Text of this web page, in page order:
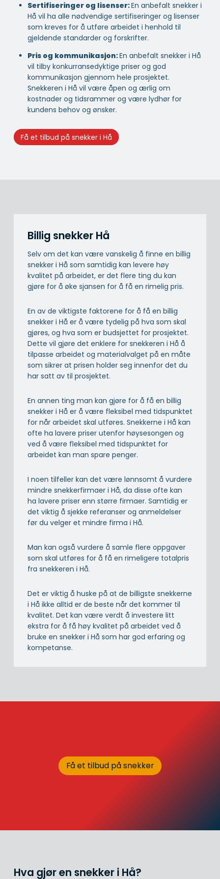
Sertifiseringer og lisenser:En anbefalt snekker i
Hå vil ha alle nødvendige sertifiseringer og lisenser
som kreves for å utføre arbeidet i henhold til
gjeldende standarder og forskrifter.
Pris og kommunikasjon:En anbefalt snekker i Hå
vil tilby konkurransedyktige priser og god
kommunikasjon gjennom hele prosjektet.
Snekkeren i Hå vil være åpen og ærlig om
kostnader og tidsrammer og være lydhør for
kundens behov og ønsker.
Få et tilbud på snekker i Hå
Billig snekker Hå
Selv om det kan være vanskelig å finne en billig
snekker i Hå som samtidig kan levere høy
kvalitet på arbeidet, er det flere ting du kan
gjøre for å øke sjansen for å få en rimelig pris.
En av de viktigste faktorene for å få en billig
snekker i Hå er å være tydelig på hva som skal
gjøres, og hva som er budsjettet for prosjektet.
Dette vil gjøre det enklere for snekkeren i Hå å
tilpasse arbeidet og materialvalget på en måte
som sikrer at prisen holder seg innenfor det du
har satt av til prosjektet.
En annen ting man kan gjøre for å få en billig
snekker i Hå er å være fleksibel med tidspunktet
for når arbeidet skal utføres. Snekkerne i Hå kan
ofte ha lavere priser utenfor høysesongen og
ved å være fleksibel med tidspunktet for
arbeidet kan man spare penger.
I noen tilfeller kan det være lønnsomt å vurdere
mindre snekkerfirmaer i Hå, da disse ofte kan
ha lavere priser enn større firmaer. Samtidig er
det viktig å sjekke referanser og anmeldelser
før du velger et mindre firma i Hå.
Man kan også vurdere å samle flere oppgaver
som skal utføres for å få en rimeligere totalpris
fra snekkeren i Hå.
Det er viktig å huske på at de billigste snekkerne
i Hå ikke alltid er de beste når det kommer til
kvalitet. Det kan være verdt å investere litt
ekstra for å få høy kvalitet på arbeidet ved å
bruke en snekker i Hå som har god erfaring og
kompetanse.
Få et tilbud på snekker
Hva gjør en snekker i Hå?